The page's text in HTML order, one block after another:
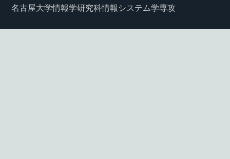
名古屋大学情報学研究科情報システム学専攻